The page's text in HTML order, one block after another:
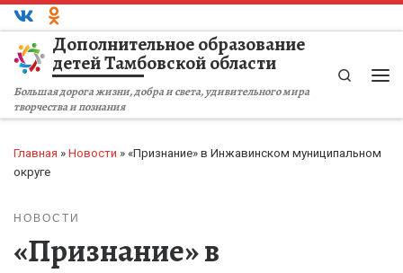
Перейти к содержимому
Дополнительное образование
детей Тамбовской области
Большая дорога жизни, добра и света, удивительного мира
творчества и познания
Search
Главная » Новости » «Признание» в Инжавинском муниципальном
округе
НОВОСТИ
«Признание» в